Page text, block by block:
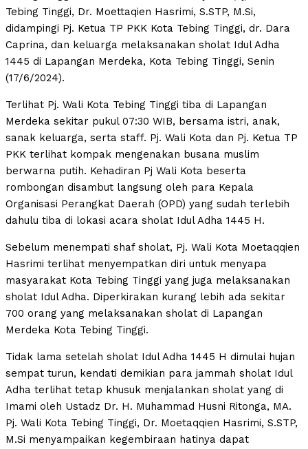
Tebing Tinggi, Dr. Moettaqien Hasrimi, S.STP, M.Si,
didampingi Pj. Ketua TP PKK Kota Tebing Tinggi, dr. Dara
Caprina, dan keluarga melaksanakan sholat Idul Adha
1445 di Lapangan Merdeka, Kota Tebing Tinggi, Senin
(17/6/2024).
Terlihat Pj. Wali Kota Tebing Tinggi tiba di Lapangan
Merdeka sekitar pukul 07:30 WIB, bersama istri, anak,
sanak keluarga, serta staff. Pj. Wali Kota dan Pj. Ketua TP
PKK terlihat kompak mengenakan busana muslim
berwarna putih. Kehadiran Pj Wali Kota beserta
rombongan disambut langsung oleh para Kepala
Organisasi Perangkat Daerah (OPD) yang sudah terlebih
dahulu tiba di lokasi acara sholat Idul Adha 1445 H.
Sebelum menempati shaf sholat, Pj. Wali Kota Moetaqqien
Hasrimi terlihat menyempatkan diri untuk menyapa
masyarakat Kota Tebing Tinggi yang juga melaksanakan
sholat Idul Adha. Diperkirakan kurang lebih ada sekitar
700 orang yang melaksanakan sholat di Lapangan
Merdeka Kota Tebing Tinggi.
Tidak lama setelah sholat Idul Adha 1445 H dimulai hujan
sempat turun, kendati demikian para jammah sholat Idul
Adha terlihat tetap khusuk menjalankan sholat yang di
Imami oleh Ustadz Dr. H. Muhammad Husni Ritonga, MA.
Pj. Wali Kota Tebing Tinggi, Dr. Moetaqqien Hasrimi, S.STP,
M.Si menyampaikan kegembiraan hatinya dapat